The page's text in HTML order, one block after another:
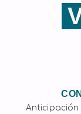
Anticipación